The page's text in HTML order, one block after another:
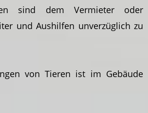
sind dem Vermieter oder
und Aushilfen unverzüglich zu
von Tieren ist im Gebäude